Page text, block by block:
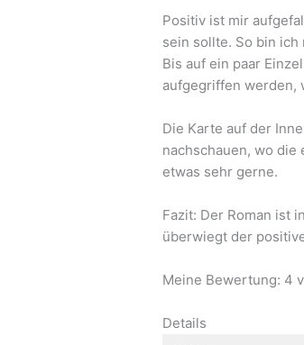
Positiv ist mir
sein sollte. So bin
Bis auf ein paar
aufgegriffen werden,
Die Karte auf der
nachschauen, wo die
etwas sehr gerne.
Fazit: Der Roman ist
überwiegt der
Meine Bewertung: 4
Details